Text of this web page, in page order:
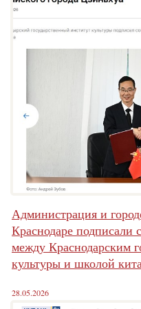
Администрация и
Краснодаре подписали
между Краснодарским
культуры и школой
28.05.2026